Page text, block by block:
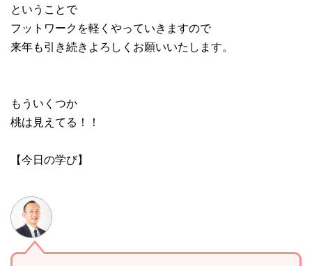
ということで
フットワークを軽くやっていきますので
来年も引き続きよろしくお願いいたします。
もういくつか
桃は見えてる！！
【今日の学び】